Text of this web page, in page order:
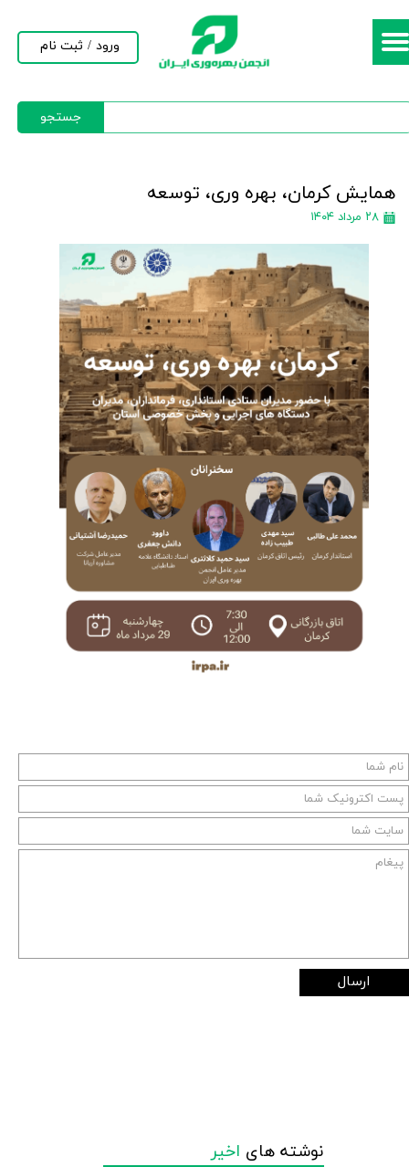
جستجو
ورود / ثبت نام
حساب کاربری من
همایش کرمان، بهره وری، توسعه
۲۸ مرداد ۱۴۰۴
ارسال
نوشته های اخیر